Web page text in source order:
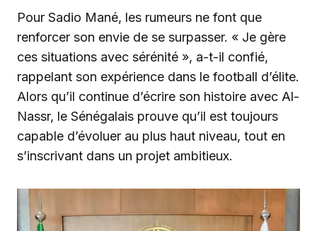
Pour Sadio Mané, les rumeurs ne font que
renforcer son envie de se surpasser. « Je gère
ces situations avec sérénité », a-t-il confié,
rappelant son expérience dans le football d’élite.
Alors qu’il continue d’écrire son histoire avec Al-
Nassr, le Sénégalais prouve qu’il est toujours
capable d’évoluer au plus haut niveau, tout en
s’inscrivant dans un projet ambitieux.